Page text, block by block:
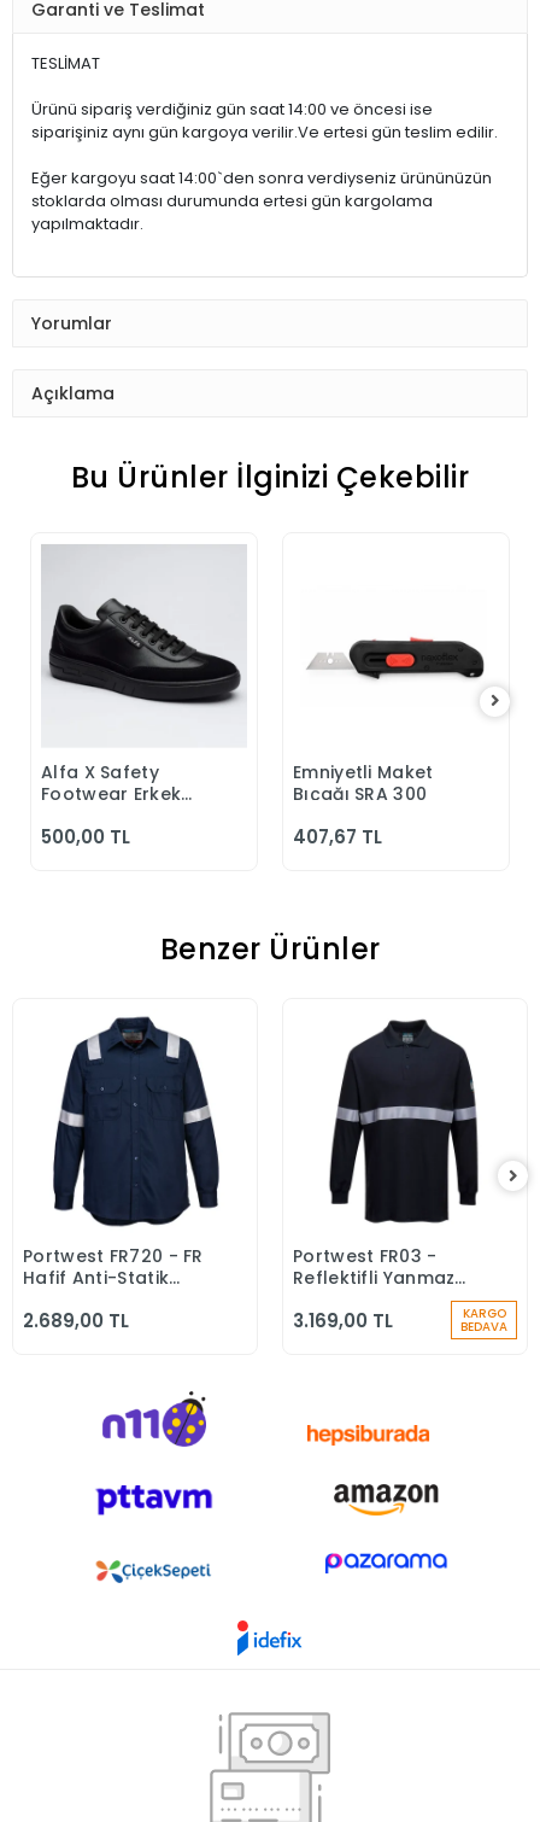
Garanti ve Teslimat
TESLİMAT
Ürünü sipariş verdiğiniz gün saat 14:00 ve öncesi ise
siparişiniz aynı gün kargoya verilir.Ve ertesi gün teslim edilir.
Eğer kargoyu saat 14:00`den sonra verdiyseniz ürününüzün
stoklarda olması durumunda ertesi gün kargolama
yapılmaktadır.
Yorumlar
Açıklama
Bu Ürünler İlginizi Çekebilir
Sepete Ekle
Alfa X Safety
Footwear Erkek
Klasik Ayakkabı
500,00 TL
Sepete Ekle
Emniyetli Maket
Bıçağı SRA 300
407,67 TL
Benzer Ürünler
Sepete Ekle
Portwest FR720 - FR
Hafif Anti-Statik
Alev Almaz
2.689,00 TL
Sepete Ekle
Portwest FR03 -
Reflektifli Yanmaz
Modaflame Anti-
3.169,00 TL KARGO
BEDAVA